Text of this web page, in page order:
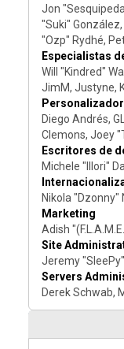
Jon
"Suki"
"Ozp" Rydhé,
Especialistas
Will "Kindred"
JimM, Justyne,
Diego Andrés,
Clemons, Joey
Escritores de
Michele "Illori"
Nikola "Dzonny"
Marketing
Adish
Site
Jeremy
Servers
Derek Schwab,